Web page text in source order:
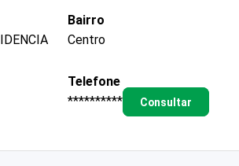
Bairro
Centro
Telefone
**********
Consultar